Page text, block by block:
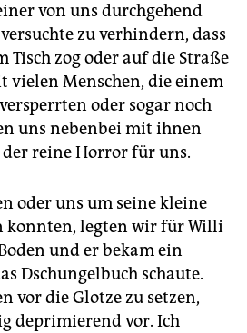
von uns durchgehend
zu verhindern, dass
Tisch zog oder auf die Straße
vielen Menschen, die einem
oder sogar noch
uns nebenbei mit ihnen
reine Horror für uns.
oder uns um seine kleine
konnten, legten wir für Willi
und er bekam ein
Dschungelbuch schaute.
vor die Glotze zu setzen,
deprimierend vor. Ich